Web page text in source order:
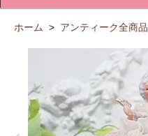
ホーム > アンティーク全商品